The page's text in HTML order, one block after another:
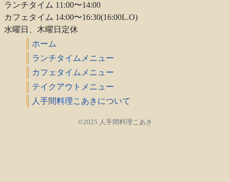
ランチタイム 11:00〜14:00
カフェタイム 14:00〜16:30(16:00L.O)
水曜日、木曜日定休
ホーム
ランチタイムメニュー
カフェタイムメニュー
テイクアウトメニュー
人手間料理こあきについて
©2025 人手間料理こあき